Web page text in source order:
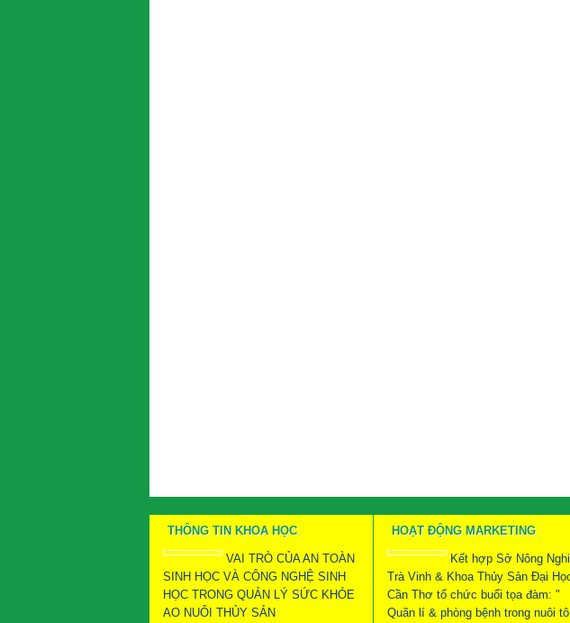
THÔNG TIN KHOA HỌC
VAI TRÒ CỦA AN TOÀN
SINH HỌC VÀ CÔNG NGHỆ SINH
HỌC TRONG QUẢN LÝ SỨC KHỎE
AO NUÔI THỦY SẢN
HOẠT ĐỘNG MARKETING
Kết hợp Sở Nông
Trà Vinh & Khoa Thủy Sản Đại
Cần Thơ tổ chức buổi tọa đàm: "
Quãn lí & phòng bệnh trong nuôi